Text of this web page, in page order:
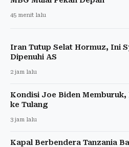
45 menit lalu
Iran Tutup Selat Hormuz, Ini
Dipenuhi AS
2 jam lalu
Kondisi Joe Biden
ke Tulang
3 jam lalu
Kapal Berbendera Tanzania